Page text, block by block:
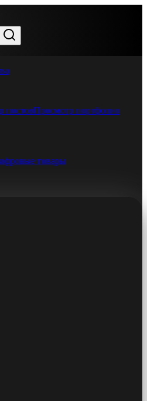
постовПросмотр портфолио
товары